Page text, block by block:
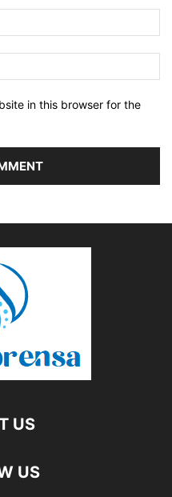
in this browser for the
US
US